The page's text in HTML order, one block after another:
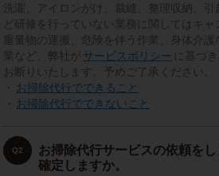
洗濯、アイロンがけ、裁縫、整理収納、
ど研修を行っていない業務に関してはキャ
重量物の運搬、危険を伴う作業、身体介護
業など、弊社が サービスポリシー に基づ
お断りいたします。予めご了承ください。
・
お掃除代行でできること
・
お掃除代行でできないこと
Q2
お掃除代行サービスの依頼を
確定しますか。